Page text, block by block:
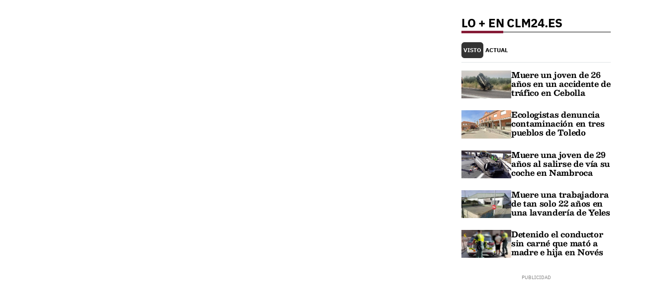
LO + EN CLM24.ES
VISTO ACTUAL
Muere un joven de 26
años en un accidente de
tráfico en Cebolla
Ecologistas denuncia
contaminación en tres
pueblos de Toledo
Muere una joven de 29
años al salirse de vía su
coche en Nambroca
Muere una trabajadora
de tan solo 22 años en
una lavandería de Yeles
Detenido el conductor
sin carné que mató a
madre e hija en Novés